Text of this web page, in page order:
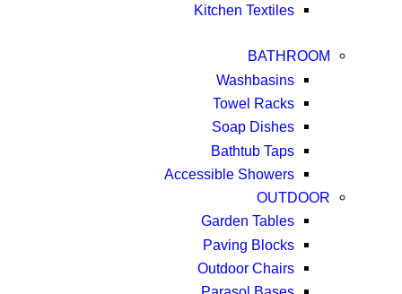
Kitchen Textiles
BATHROOM
Washbasins
Towel Racks
Soap Dishes
Bathtub Taps
Accessible Showers
OUTDOOR
Garden Tables
Paving Blocks
Outdoor Chairs